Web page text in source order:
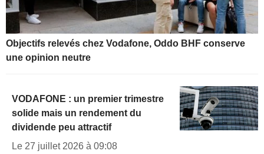
Objectifs relevés chez Vodafone, Oddo BHF conserve
une opinion neutre
VODAFONE : un premier trimestre
solide mais un rendement du
dividende peu attractif
Le 27 juillet 2026 à 09:08